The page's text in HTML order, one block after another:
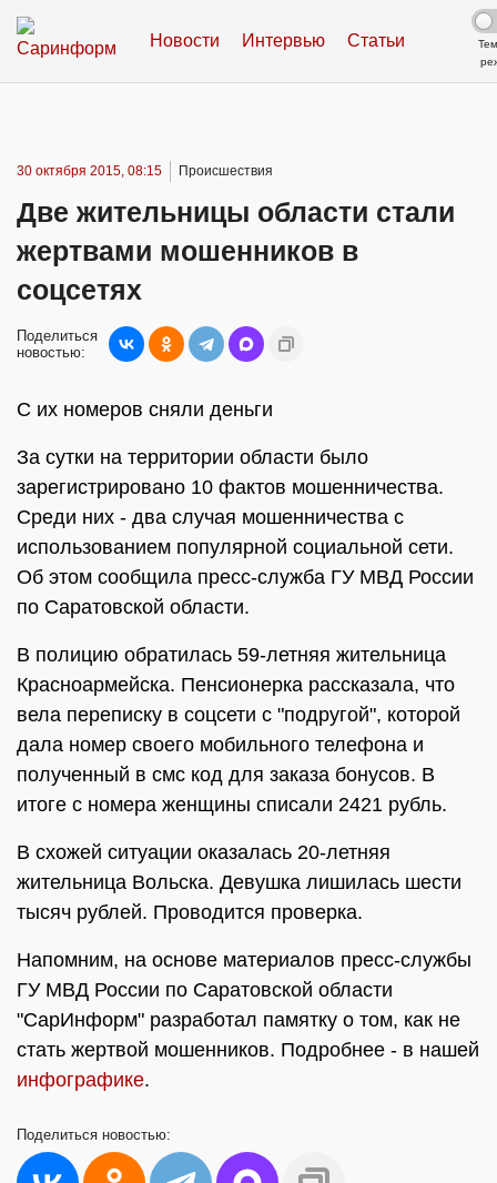
Новости Интервью Статьи
30 октября 2015, 08:15 Происшествия
Две жительницы области стали
жертвами мошенников в
соцсетях
Поделиться
новостью:
С их номеров сняли деньги
За сутки на территории области было
зарегистрировано 10 фактов мошенничества.
Среди них - два случая мошенничества с
использованием популярной социальной сети.
Об этом сообщила пресс-служба ГУ МВД России
по Саратовской области.
В полицию обратилась 59-летняя жительница
Красноармейска. Пенсионерка рассказала, что
вела переписку в соцсети с "подругой", которой
дала номер своего мобильного телефона и
полученный в смс код для заказа бонусов. В
итоге с номера женщины списали 2421 рубль.
В схожей ситуации оказалась 20-летняя
жительница Вольска. Девушка лишилась шести
тысяч рублей. Проводится проверка.
Напомним, на основе материалов пресс-службы
ГУ МВД России по Саратовской области
"СарИнформ" разработал памятку о том, как не
стать жертвой мошенников. Подробнее - в нашей
инфографике.
Поделиться новостью: